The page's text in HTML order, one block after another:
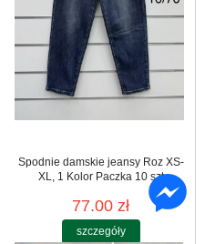
Spodnie damskie jeansy Roz XS-
XL, 1 Kolor Paczka 10 szt
77.00 zł
szczegóły